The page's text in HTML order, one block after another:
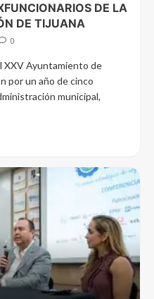
DE LA
DE TIJUANA
0
XXV Ayuntamiento de
por un año de cinco
municipal,